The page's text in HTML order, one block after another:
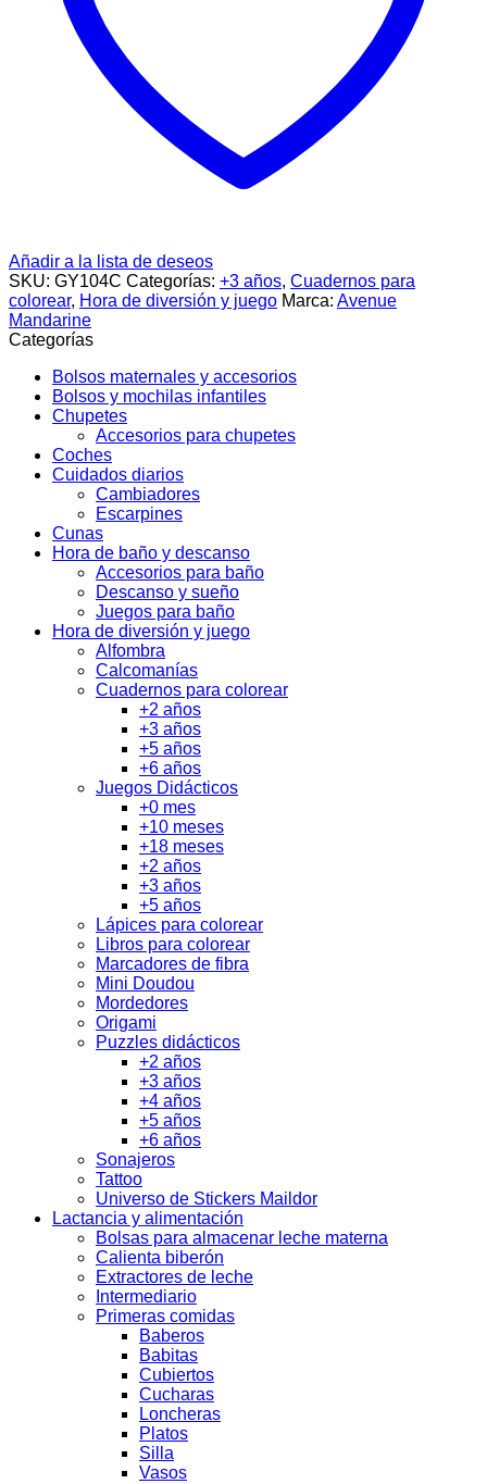
Añadir a la lista de deseos
SKU: GY104C Categorías: +3 años, Cuadernos para
colorear, Hora de diversión y juego Marca: Avenue
Mandarine
Categorías
Bolsos maternales y accesorios
Bolsos y mochilas infantiles
Chupetes
Accesorios para chupetes
Coches
Cuidados diarios
Cambiadores
Escarpines
Cunas
Hora de baño y descanso
Accesorios para baño
Descanso y sueño
Juegos para baño
Hora de diversión y juego
Alfombra
Calcomanías
Cuadernos para colorear
+2 años
+3 años
+5 años
+6 años
Juegos Didácticos
+0 mes
+10 meses
+18 meses
+2 años
+3 años
+5 años
Lápices para colorear
Libros para colorear
Marcadores de fibra
Mini Doudou
Mordedores
Origami
Puzzles didácticos
+2 años
+3 años
+4 años
+5 años
+6 años
Sonajeros
Tattoo
Universo de Stickers Maildor
Lactancia y alimentación
Bolsas para almacenar leche materna
Calienta biberón
Extractores de leche
Intermediario
Primeras comidas
Baberos
Babitas
Cubiertos
Cucharas
Loncheras
Platos
Silla
Vasos